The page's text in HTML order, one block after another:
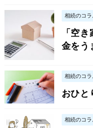
相続のコラ
「空
金をう
相続のコラ
おひと
相続のコラ